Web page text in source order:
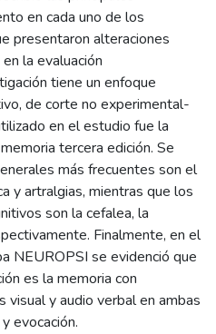
en cada uno de los
presentaron alteraciones
la evaluación
tiene un enfoque
de corte no experimental-
en el estudio fue la
tercera edición. Se
más frecuentes son el
y artralgias, mientras que los
son la cefalea, la
Finalmente, en el
NEUROPSI se evidenció que
es la memoria con
visual y audio verbal en ambas
evocación.